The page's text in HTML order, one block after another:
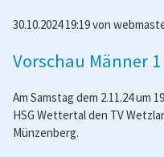
30.10.2024 19:19von
Vorschau Männer
Am Samstag dem 2.11.24 um
HSG Wettertal den TV
Münzenberg.